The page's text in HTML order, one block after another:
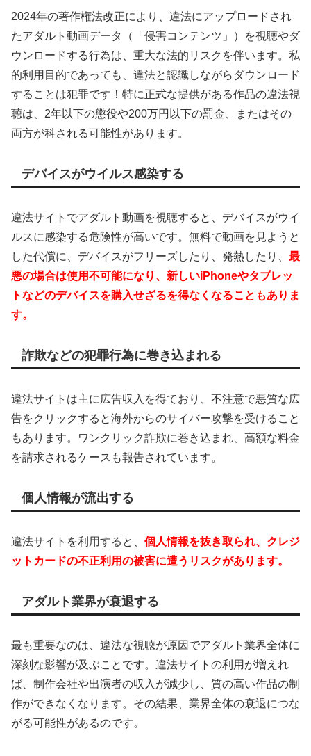
2024年の著作権法改正により、違法にアップロードされ
たアダルト動画データ（「侵害コンテンツ」）を視聴やダ
ウンロードする行為は、重大な法的リスクを伴います。私
的利用目的であっても、違法と認識しながらダウンロード
することは犯罪です！特に正式な提供がある作品の違法視
聴は、2年以下の懲役や200万円以下の罰金、またはその
両方が科される可能性があります。
デバイスがウイルス感染する
違法サイトでアダルト動画を視聴すると、デバイスがウイ
ルスに感染する危険性が高いです。無料で動画を見ようと
した代償に、デバイスがフリーズしたり、発熱したり、 最
悪の場合は使用不可能になり、新しいiPhoneやタブレッ
トなどのデバイスを購入せざるを得なくなることもありま
す。
詐欺などの犯罪行為に巻き込まれる
違法サイトは主に広告収入を得ており、不注意で悪質な広
告をクリックすると海外からのサイバー攻撃を受けること
もあります。ワンクリック詐欺に巻き込まれ、高額な料金
を請求されるケースも報告されています。
個人情報が流出する
違法サイトを利用すると、 個人情報を抜き取られ、クレジ
ットカードの不正利用の被害に遭うリスクがあります。
アダルト業界が衰退する
最も重要なのは、違法な視聴が原因でアダルト業界全体に
深刻な影響が及ぶことです。違法サイトの利用が増えれ
ば、制作会社や出演者の収入が減少し、質の高い作品の制
作ができなくなります。その結果、業界全体の衰退につな
がる可能性があるのです。